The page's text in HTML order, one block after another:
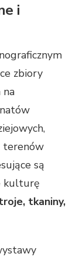
i
zbiory
na
terenów
są
kulturę
tkaniny,